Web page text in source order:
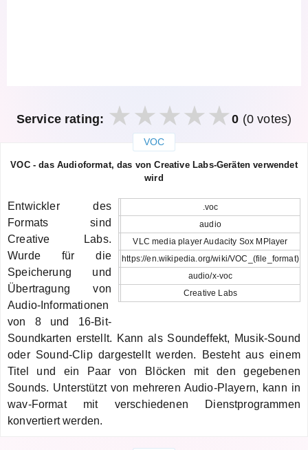
Service rating: 0 (0 votes)
VOC
VOC - das Audioformat, das von Creative Labs-Geräten verwendet
wird
.voc
audio
VLC media player Audacity Sox MPlayer
https://en.wikipedia.org/wiki/VOC_(file_format)
audio/x-voc
Creative Labs
Entwickler des
Formats sind
Creative Labs.
Wurde für die
Speicherung und
Übertragung von
Audio-Informationen
von 8 und 16-Bit-
Soundkarten erstellt. Kann als Soundeffekt, Musik-Sound
oder Sound-Clip dargestellt werden. Besteht aus einem
Titel und ein Paar von Blöcken mit den gegebenen
Sounds. Unterstützt von mehreren Audio-Playern, kann in
wav-Format mit verschiedenen Dienstprogrammen
konvertiert werden.